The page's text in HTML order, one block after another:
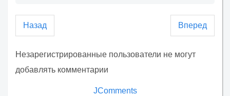
Назад Вперед
Незарегистрированные пользователи не могут
добавлять комментарии
JComments